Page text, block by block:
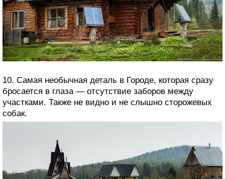
10. Самая необычная деталь в Городе, которая сразу
бросается в глаза — отсутствие заборов между
участками. Также не видно и не слышно сторожевых
собак.